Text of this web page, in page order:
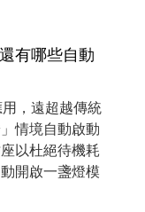
有哪些自動
，遠超越傳統
情境自動啟動
以杜絕待機耗
開啟一盞燈模